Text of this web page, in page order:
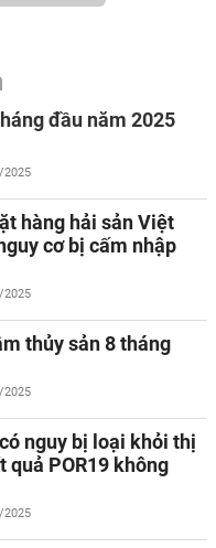
đầu năm 2025
2025
hàng hải sản Việt
cơ bị cấm nhập
2025
thủy sản 8 tháng
2025
nguy bị loại khỏi thị
POR19 không
2025